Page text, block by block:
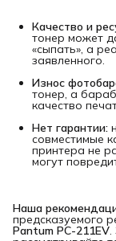
Качество и
тонер может
«сыпать», а
заявленного.
Износ
тонер, а
качество
Нет гарантии:
совместимые
принтера не
могут
Наша
предсказуемого
Pantum PC-211EV.